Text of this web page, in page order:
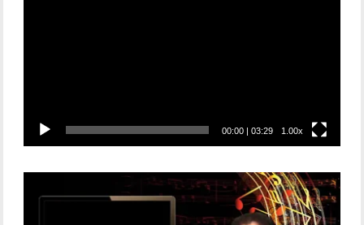
00:00| 03:29 1.00x